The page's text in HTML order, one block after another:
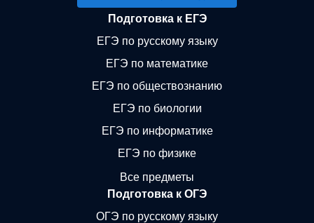
Подготовка к ЕГЭ
ЕГЭ по русскому языку
ЕГЭ по математике
ЕГЭ по обществознанию
ЕГЭ по биологии
ЕГЭ по информатике
ЕГЭ по физике
Все предметы
Подготовка к ОГЭ
ОГЭ по русскому языку